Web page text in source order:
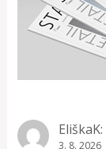
EliškaK:
3. 8. 2026